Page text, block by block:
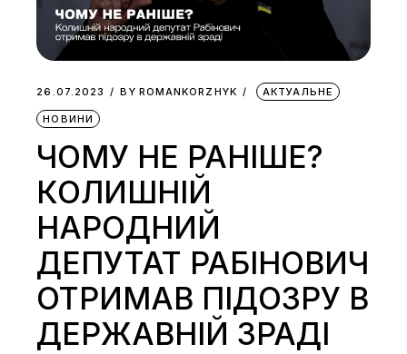
26.07.2023 BY ROMANKORZHYK АКТУАЛЬНЕ
НОВИНИ
ЧОМУ НЕ РАНІШЕ?
КОЛИШНІЙ
НАРОДНИЙ
ДЕПУТАТ РАБІНОВИЧ
ОТРИМАВ ПІДОЗРУ В
ДЕРЖАВНІЙ ЗРАДІ